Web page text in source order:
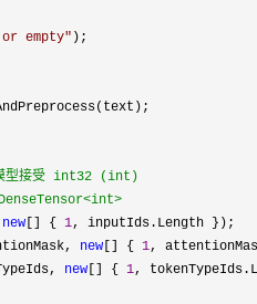
empty" );
模型接受 int32 (int)
new [] { 1, inputIds.Length });
new [] { 1,
new [] { 1,